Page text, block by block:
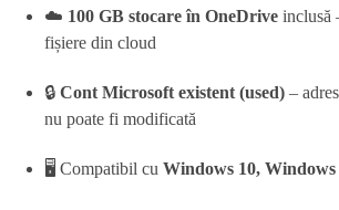
☁️ 100 GB stocare în OneDrive inclusă
fișiere din cloud
🔒 Cont Microsoft existent (used) –
nu poate fi modificată
🖥️ Compatibil cu Windows 10, Windows